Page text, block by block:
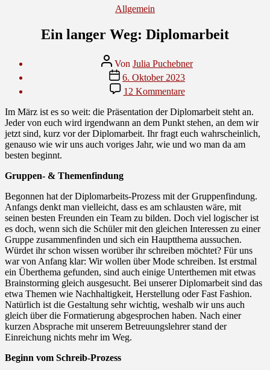
Kategorien
Allgemein
Ein langer Weg: Diplomarbeit
Beitragsautor
Von Julia Puchebner
Veröffentlichungsdatum
6. Oktober 2023
12 Kommentarezu
Ein
langer
Weg:
Diplomarbeit
Im März ist es so weit: die Präsentation der Diplomarbeit steht an.
Jeder von euch wird irgendwann an dem Punkt stehen, an dem wir
jetzt sind, kurz vor der Diplomarbeit. Ihr fragt euch wahrscheinlich,
genauso wie wir uns auch voriges Jahr, wie und wo man da am
besten beginnt.
Gruppen- & Themenfindung
Begonnen hat der Diplomarbeits-Prozess mit der Gruppenfindung.
Anfangs denkt man vielleicht, dass es am schlausten wäre, mit
seinen besten Freunden ein Team zu bilden. Doch viel logischer ist
es doch, wenn sich die Schüler mit den gleichen Interessen zu einer
Gruppe zusammenfinden und sich ein Hauptthema aussuchen.
Würdet ihr schon wissen worüber ihr schreiben möchtet? Für uns
war von Anfang klar: Wir wollen über Mode schreiben. Ist erstmal
ein Überthema gefunden, sind auch einige Unterthemen mit etwas
Brainstorming gleich ausgesucht. Bei unserer Diplomarbeit sind das
etwa Themen wie Nachhaltigkeit, Herstellung oder Fast Fashion.
Natürlich ist die Gestaltung sehr wichtig, weshalb wir uns auch
gleich über die Formatierung abgesprochen haben. Nach einer
kurzen Absprache mit unserem Betreuungslehrer stand der
Einreichung nichts mehr im Weg.
Beginn vom Schreib-Prozess